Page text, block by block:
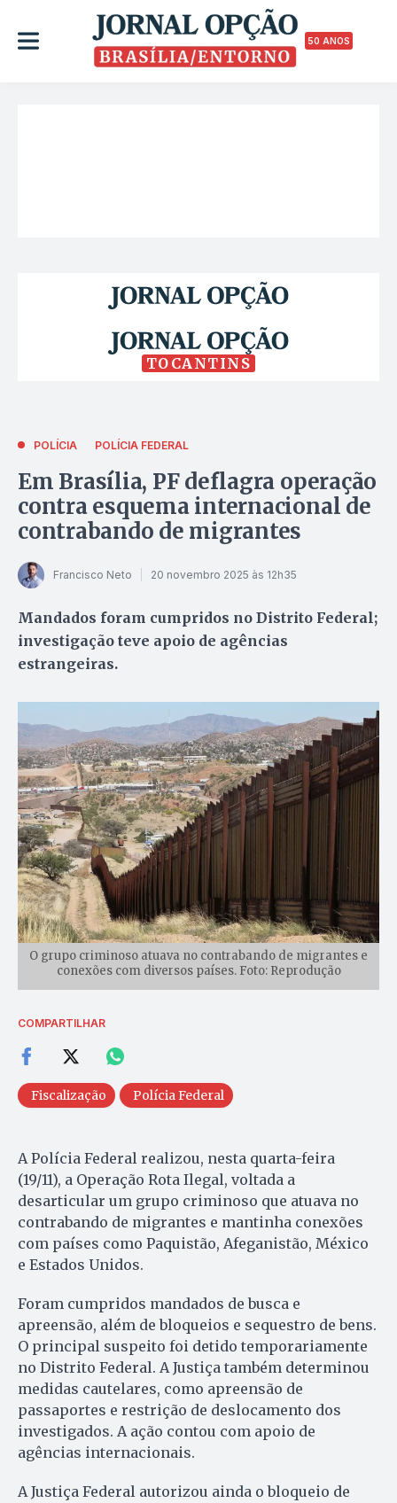
50 ANOS
TOCANTINS
POLÍCIA POLÍCIA FEDERAL
Em Brasília, PF deflagra operação
contra esquema internacional de
contrabando de migrantes
Francisco Neto 20 novembro 2025 às 12h35
Mandados foram cumpridos no Distrito Federal;
investigação teve apoio de agências
estrangeiras.
O grupo criminoso atuava no contrabando de migrantes e
conexões com diversos países. Foto: Reprodução
COMPARTILHAR
Fiscalização Polícia Federal
A Polícia Federal realizou, nesta quarta-feira
(19/11), a Operação Rota Ilegal, voltada a
desarticular um grupo criminoso que atuava no
contrabando de migrantes e mantinha conexões
com países como Paquistão, Afeganistão, México
e Estados Unidos.
Foram cumpridos mandados de busca e
apreensão, além de bloqueios e sequestro de bens.
O principal suspeito foi detido temporariamente
no Distrito Federal. A Justiça também determinou
medidas cautelares, como apreensão de
passaportes e restrição de deslocamento dos
investigados. A ação contou com apoio de
agências internacionais.
A Justiça Federal autorizou ainda o bloqueio de